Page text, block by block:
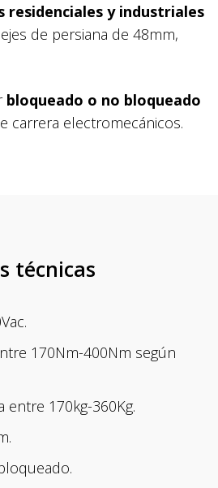
residenciales y industriales
de persiana de 48mm,
bloqueado o no bloqueado
carrera electromecánicos.
técnicas
170Nm-400Nm según
entre 170kg-360Kg.